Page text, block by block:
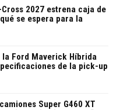
2027 estrena caja de
se espera para la
Ford Maverick Híbrida
de la pick-up
Super G460 XT